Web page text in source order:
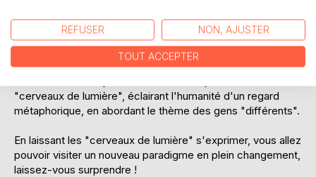
Et si... nos cerveaux pouvaient surfer sur plus de lumière,
voulez-vous tenter l'expérience ?
"cerveaux de lumière", éclairant l'humanité d'un regard
métaphorique, en abordant le thème des gens "différents".
En laissant les "cerveaux de lumière" s'exprimer, vous allez
pouvoir visiter un nouveau paradigme en plein changement,
laissez-vous surprendre !
REFUSER NON, AJUSTER
TOUT ACCEPTER